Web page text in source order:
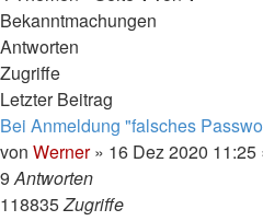
Bekanntmachungen
Antworten
Zugriffe
Letzter Beitrag
Bei Anmeldung "falsches
von Werner» 16 Dez 2020 11:25
9Antworten
118835Zugriffe